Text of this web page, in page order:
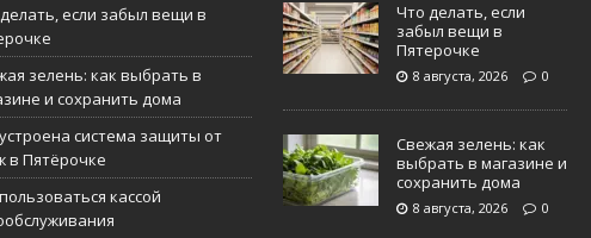
если забыл вещи в
зелень: как выбрать в
и сохранить дома
система защиты от
в Пятёрочке
кассой
Что делать, если
забыл вещи в
Пятерочке
8 августа, 2026 0
Свежая зелень: как
выбрать в магазине и
сохранить дома
8 августа, 2026 0